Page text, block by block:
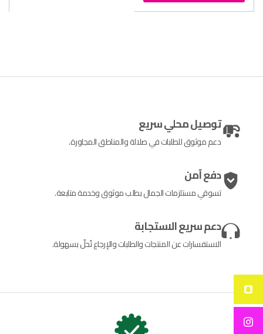
توصيل محلي سريع
دعم موثوق للطلبات في صلالة والمناطق المجاورة.
دفع آمن
تسوقي مستلزمات الجمال بطلب موثوق وخدمة متابعة.
دعم سريع الاستجابة
الاستفسارات عن المنتجات والطلبات والإرجاع تُحلّ بسهولة.